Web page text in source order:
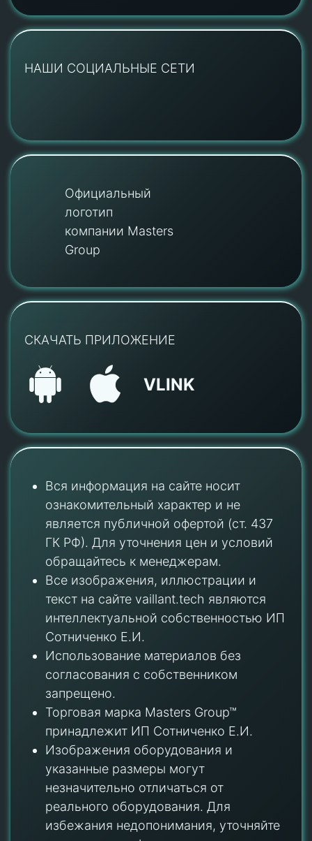
НАШИ СОЦИАЛЬНЫЕ СЕТИ
Официальный
логотип
компании Masters
Group
СКАЧАТЬ ПРИЛОЖЕНИЕ
VLINK
Вся информация на сайте носит
ознакомительный характер и не
является публичной офертой (ст. 437
ГК РФ). Для уточнения цен и условий
обращайтесь к менеджерам.
Все изображения, иллюстрации и
текст на сайте vaillant.tech являются
интеллектуальной собственностью ИП
Сотниченко Е.И.
Использование материалов без
согласования с собственником
запрещено.
Торговая марка Masters Group™
принадлежит ИП Сотниченко Е.И.
Изображения оборудования и
указанные размеры могут
незначительно отличаться от
реального оборудования. Для
избежания недопонимания, уточняйте